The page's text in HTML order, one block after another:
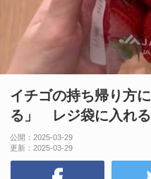
イチゴの持ち帰り方
る」 レジ袋に入れる
公開： 2025-03-29
更新： 2025-03-29